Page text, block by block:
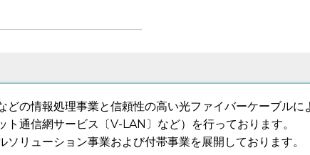
の情報処理事業と信頼性の高い光ファイバーケーブル
通信網サービス〔V-LAN〕など）を行っております。
リューション事業および付帯事業を展開しております